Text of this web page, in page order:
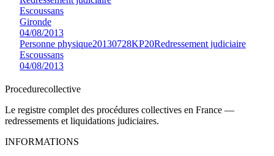
Escoussans
Gironde
04/08/2013
Personne physique20130728KP20Redressement judiciaire
Escoussans
04/08/2013
Procedurecollective
Le registre complet des procédures collectives en France —
redressements et liquidations judiciaires.
INFORMATIONS